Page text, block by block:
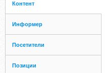
Контент
Информер
Посетители
Позиции